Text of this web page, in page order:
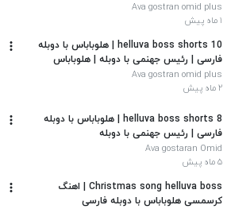
Ava gostran omid plus
۱ ماه پیش
helluva boss shorts 10 | هلوباباس با دوبله
فارسی | رئیس جهنمی با دوبله | هلوباباس
Ava gostran omid plus
۲ ماه پیش
helluva boss shorts 8 | هلوباباس با دوبله
فارسی | رئیس جهنمی با دوبله
Ava gostaran Omid
۵ ماه پیش
Christmas song helluva boss | اهنگ
کرسمسی هلوباباس با دوبله فارسی